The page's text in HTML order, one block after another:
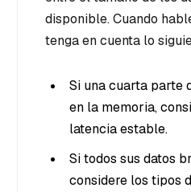
disponible. Cuando
tenga en cuenta lo
Si una cuarta parte
en la memoria,
latencia estable.
Si todos sus datos
considere los tipos